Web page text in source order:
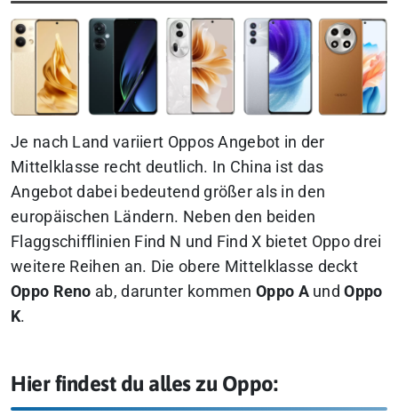
Je nach Land variiert Oppos Angebot in der
Mittelklasse recht deutlich. In China ist das
Angebot dabei bedeutend größer als in den
europäischen Ländern. Neben den beiden
Flaggschifflinien Find N und Find X bietet Oppo drei
weitere Reihen an. Die obere Mittelklasse deckt
Oppo Reno ab, darunter kommenOppo AundOppo
K.
Hier findest du alles zu Oppo: